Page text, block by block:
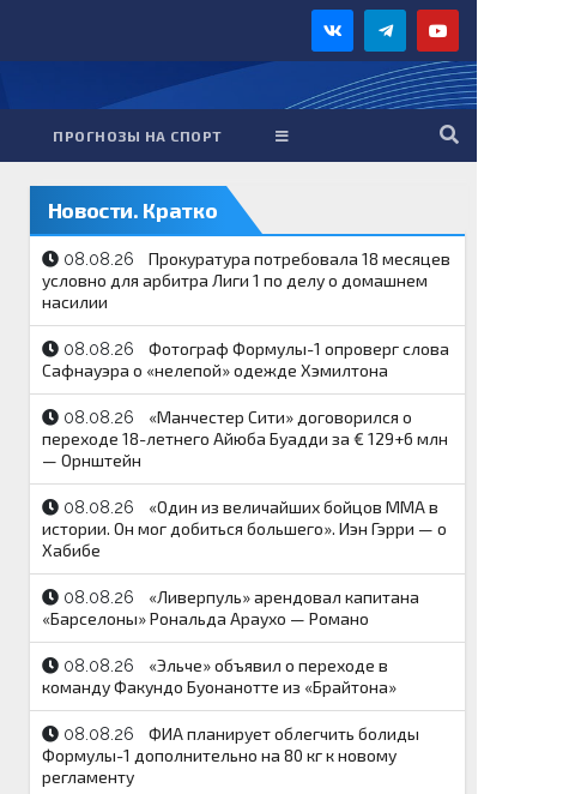
ПРОГНОЗЫ НА СПОРТ
Новости. Кратко
08.08.26
Прокуратура потребовала 18 месяцев
условно для арбитра Лиги 1 по делу о домашнем
насилии
08.08.26
Фотограф Формулы-1 опроверг слова
Сафнауэра о «нелепой» одежде Хэмилтона
08.08.26
«Манчестер Сити» договорился о
переходе 18-летнего Айюба Буадди за € 129+6 млн
— Орнштейн
08.08.26
«Один из величайших бойцов ММА в
истории. Он мог добиться большего». Иэн Гэрри — о
Хабибе
08.08.26
«Ливерпуль» арендовал капитана
«Барселоны» Рональда Араухо — Романо
08.08.26
«Эльче» объявил о переходе в
команду Факундо Буонанотте из «Брайтона»
08.08.26
ФИА планирует облегчить болиды
Формулы-1 дополнительно на 80 кг к новому
регламенту